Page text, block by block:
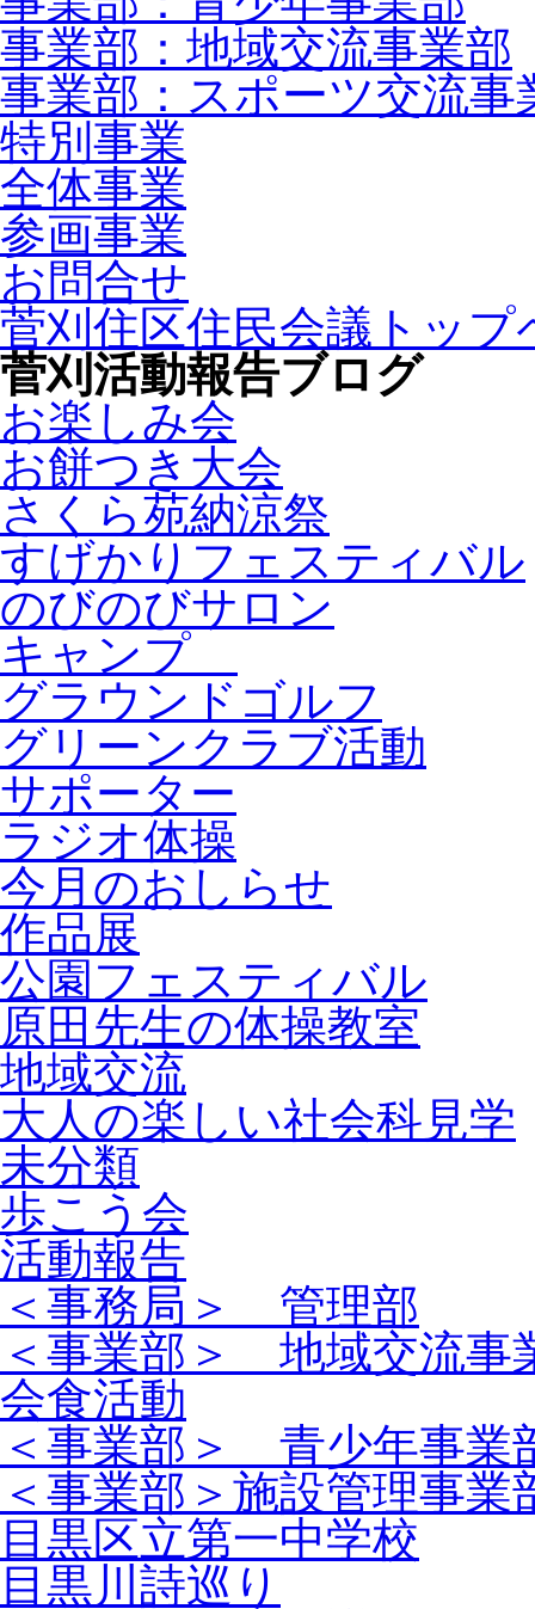
事業部：地域交流事業部
事業部：スポーツ交流事
特別事業
全体事業
参画事業
お問合せ
菅刈住区住民会議トップ
菅刈活動報告ブログ
お楽しみ会
お餅つき大会
さくら苑納涼祭
すげかりフェスティバル
のびのびサロン
キャンプ
グラウンドゴルフ
グリーンクラブ活動
サポーター
ラジオ体操
今月のおしらせ
作品展
公園フェスティバル
原田先生の体操教室
地域交流
大人の楽しい社会科見学
未分類
歩こう会
活動報告
＜事務局＞ 管理部
＜事業部＞ 地域交流事
会食活動
＜事業部＞ 青少年事業
＜事業部＞施設管理事業
目黒区立第一中学校
目黒川詩巡り